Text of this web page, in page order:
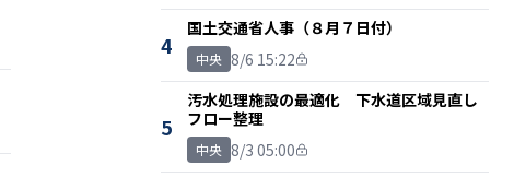
4
国土交通省人事（８月７日付）
中央 8/6 15:22
5
汚水処理施設の最適化 下水道区域見直し
フロー整理
中央 8/3 05:00